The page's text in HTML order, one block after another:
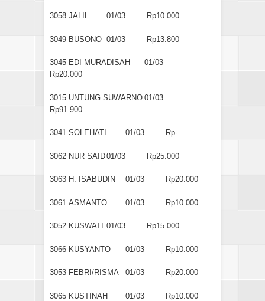
3058 JALIL 01/03 Rp10.000
3049 BUSONO 01/03 Rp13.800
3045 EDI MURADISAH
01/03
Rp20.000
3015 UNTUNG SUWARNO 01/03
Rp91.900
3041 SOLEHATI 01/03 Rp-
3062 NUR SAID01/03 Rp25.000
3063 H. ISABUDIN 01/03 Rp20.000
3061 ASMANTO 01/03 Rp10.000
3052 KUSWATI 01/03 Rp15.000
3066 KUSYANTO 01/03 Rp10.000
3053 FEBRI/RISMA 01/03 Rp20.000
3065 KUSTINAH 01/03 Rp10.000